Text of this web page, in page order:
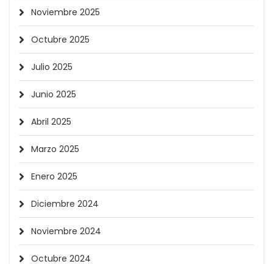
Noviembre 2025
Octubre 2025
Julio 2025
Junio 2025
Abril 2025
Marzo 2025
Enero 2025
Diciembre 2024
Noviembre 2024
Octubre 2024